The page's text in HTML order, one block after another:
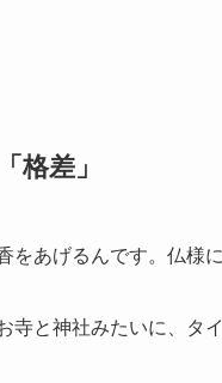
格差」
あげるんです。仏様
寺と神社みたいに、タ